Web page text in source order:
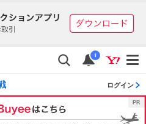
i
ログイン